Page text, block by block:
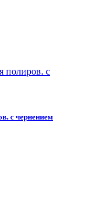
с чернением